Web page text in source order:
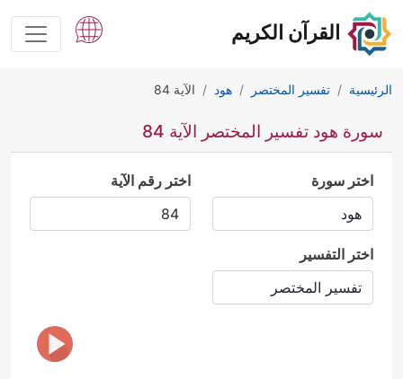
القرآن الكريم
الرئيسية تفسير المختصر هود الآية 84
سورة هود تفسير المختصر الآية 84
اختر سورة اختر رقم الآية
اختر التفسير